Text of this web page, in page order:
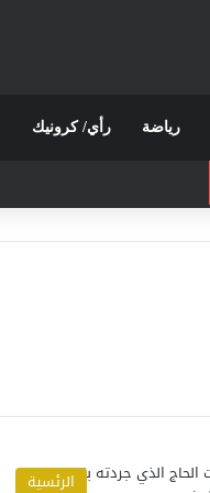
رياضة رأي/ كرونيك
الرئسية